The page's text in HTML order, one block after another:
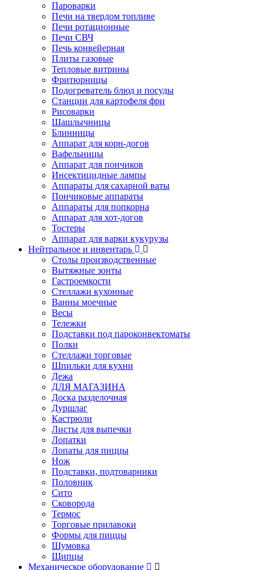
Пароварки
Печи на твердом топливе
Печи ротационные
Печи СВЧ
Печь конвейерная
Плиты газовые
Тепловые витрины
Фритюрницы
Подогреватель блюд и посуды
Станции для картофеля фри
Рисоварки
Шашлычницы
Блинницы
Аппарат для корн-догов
Вафельницы
Аппарат для пончиков
Инсектицидные лампы
Аппараты для сахарной ваты
Пончиковые аппараты
Аппараты для попкорна
Аппарат для хот-догов
Тостеры
Аппарат для варки кукурузы
Нейтральное и инвентарь
Столы производственные
Вытяжные зонты
Гастроемкости
Стеллажи кухонные
Ванны моечные
Весы
Тележки
Подставки под пароконвектоматы
Полки
Стеллажи торговые
Шпильки для кухни
Дежа
ДЛЯ МАГАЗИНА
Доска разделочная
Дуршлаг
Кастрюли
Листы для выпечки
Лопатки
Лопаты для пиццы
Нож
Подставки, подтоварники
Половник
Сито
Сковорода
Термос
Торговые прилавоки
Формы для пиццы
Шумовка
Щипцы
Механическое оборудование